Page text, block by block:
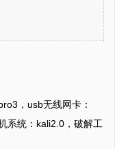
，usb无线网卡：
系统：kali2.0，破解工